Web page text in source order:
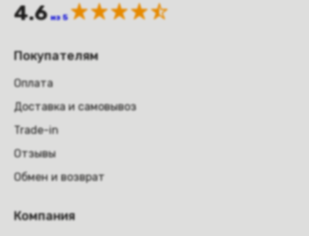
4.6 из 5
Покупателям
Оплата
Доставка и самовывоз
Trade-in
Отзывы
Обмен и возврат
Компания